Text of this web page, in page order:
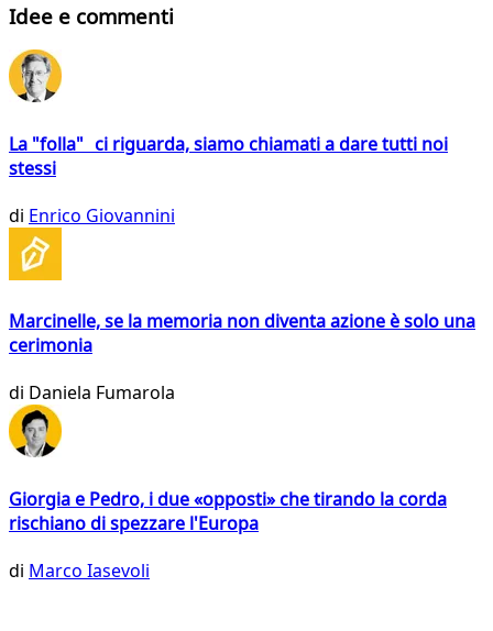
Idee e commenti
La "folla" ci riguarda, siamo chiamati a dare tutti noi
stessi
di Enrico Giovannini
Marcinelle, se la memoria non diventa azione è solo una
cerimonia
di Daniela Fumarola
Giorgia e Pedro, i due «opposti» che tirando la corda
rischiano di spezzare l'Europa
di Marco Iasevoli